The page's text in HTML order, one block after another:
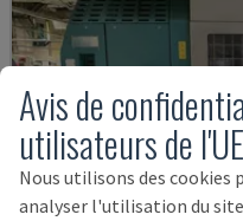
Avis de
utilisateurs de l'UE
Nous utilisons des cookies
analyser l'utilisation du